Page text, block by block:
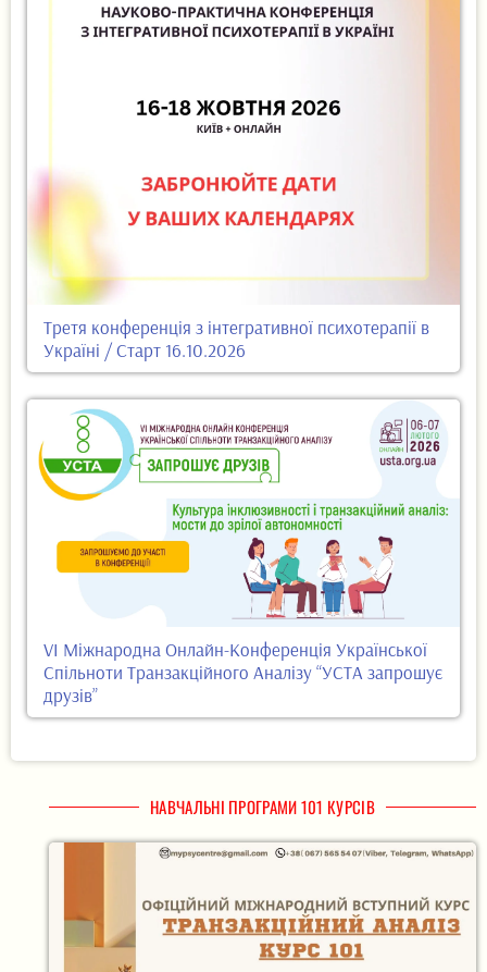
Третя конференція з інтегративної психотерапії в
Україні / Старт 16.10.2026
VI Міжнародна Онлайн-Конференція Української
Спільноти Транзакційного Аналізу “УСТА запрошує
друзів”
НАВЧАЛЬНІ ПРОГРАМИ 101 КУРСІВ